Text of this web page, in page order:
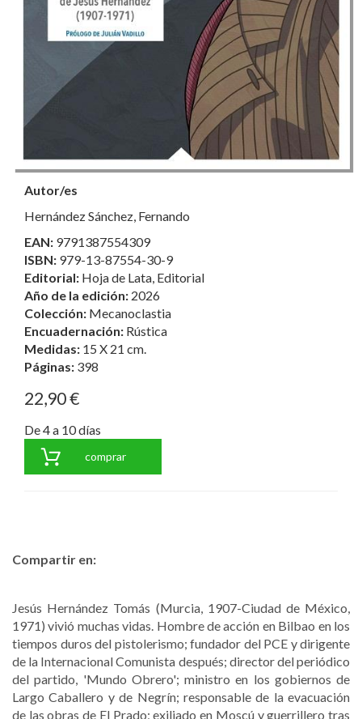
Autor/es
Hernández Sánchez, Fernando
EAN: 9791387554309
ISBN: 979-13-87554-30-9
Editorial: Hoja de Lata, Editorial
Año de la edición: 2026
Colección: Mecanoclastia
Encuadernación: Rústica
Medidas: 15 X 21 cm.
Páginas: 398
22,90 €
De 4 a 10 días
comprar
Compartir en:
Jesús Hernández Tomás (Murcia, 1907-Ciudad de México,
1971) vivió muchas vidas. Hombre de acción en Bilbao en los
tiempos duros del pistolerismo; fundador del PCE y dirigente
de la Internacional Comunista después; director del periódico
del partido, 'Mundo Obrero'; ministro en los gobiernos de
Largo Caballero y de Negrín; responsable de la evacuación
de las obras de El Prado; exiliado en Moscú y guerrillero tras